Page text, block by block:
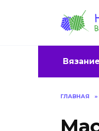
ГЛАВНАЯ »